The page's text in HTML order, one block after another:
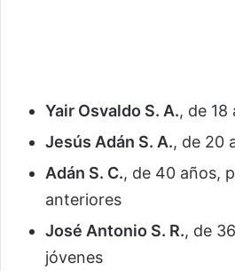
Yair Osvaldo S. A., de 18
Jesús Adán S. A., de 20
Adán S. C., de 40 años,
anteriores
José Antonio S. R., de
jóvenes